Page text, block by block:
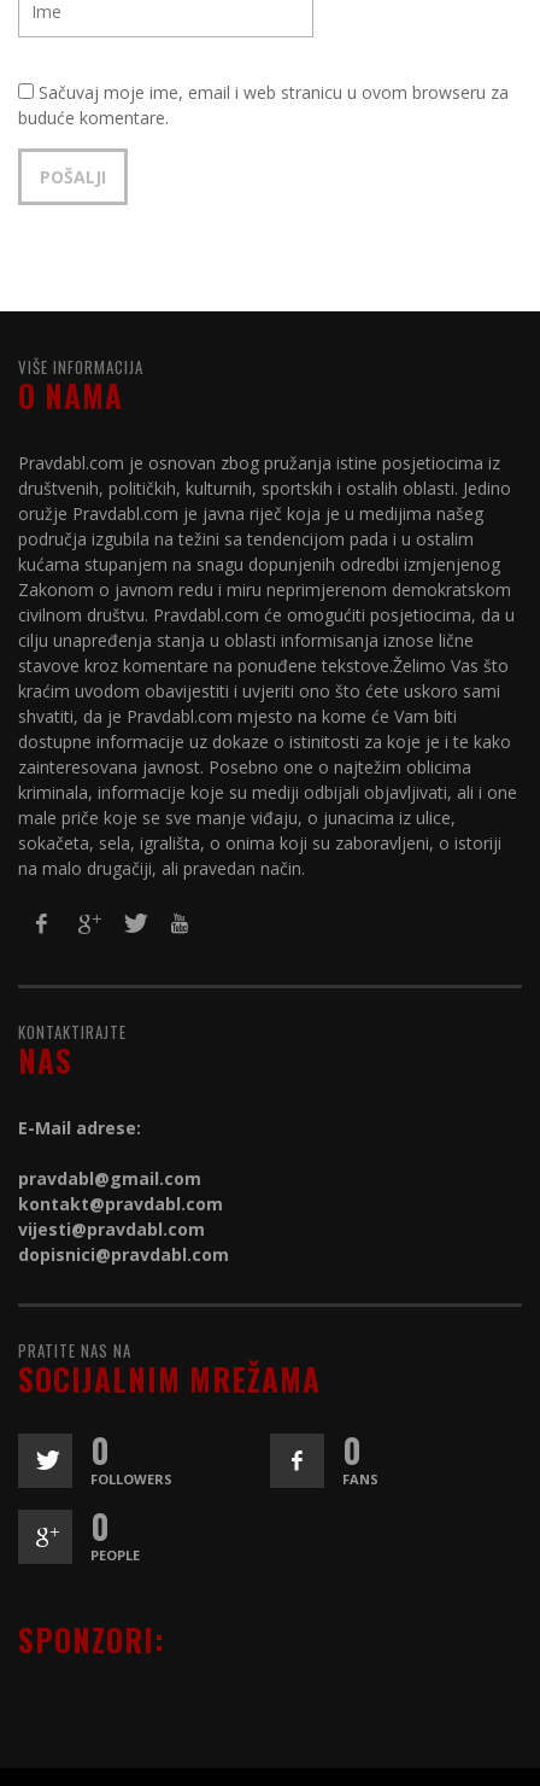
Sačuvaj moje ime, email i web stranicu u ovom browseru za
buduće komentare.
VIŠE INFORMACIJA
O NAMA
Pravdabl.com je osnovan zbog pružanja istine posjetiocima iz
društvenih, političkih, kulturnih, sportskih i ostalih oblasti. Jedino
oružje Pravdabl.com je javna riječ koja je u medijima našeg
područja izgubila na težini sa tendencijom pada i u ostalim
kućama stupanjem na snagu dopunjenih odredbi izmjenjenog
Zakonom o javnom redu i miru neprimjerenom demokratskom
civilnom društvu. Pravdabl.com će omogućiti posjetiocima, da u
cilju unapređenja stanja u oblasti informisanja iznose lične
stavove kroz komentare na ponuđene tekstove.Želimo Vas što
kraćim uvodom obavijestiti i uvjeriti ono što ćete uskoro sami
shvatiti, da je Pravdabl.com mjesto na kome će Vam biti
dostupne informacije uz dokaze o istinitosti za koje je i te kako
zainteresovana javnost. Posebno one o najtežim oblicima
kriminala, informacije koje su mediji odbijali objavljivati, ali i one
male priče koje se sve manje viđaju, o junacima iz ulice,
sokačeta, sela, igrališta, o onima koji su zaboravljeni, o istoriji
na malo drugačiji, ali pravedan način.
KONTAKTIRAJTE
NAS
E-Mail adrese:
pravdabl@gmail.com
kontakt@pravdabl.com
vijesti@pravdabl.com
dopisnici@pravdabl.com
PRATITE NAS NA
SOCIJALNIM MREŽAMA
0
FOLLOWERS
0
FANS
0
PEOPLE
SPONZORI: